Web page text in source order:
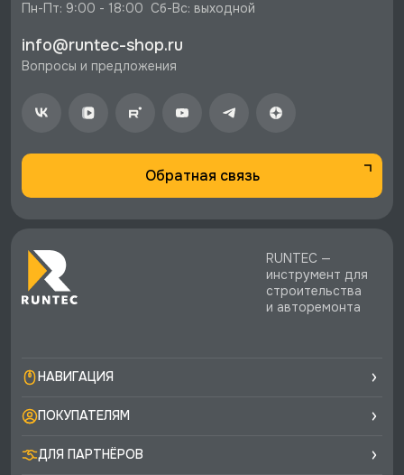
⚡️ Бесплатная доставка в Москве, Санкт-
стоимости заказа.
Пн-Пт: 9:00 - 18:00  Сб-Вс: выходной
info@runtec-shop.ru
Вопросы и предложения
Обратная связь
RUNTEC —
инструмент для
строительства
и авторемонта
НАВИГАЦИЯ
ПОКУПАТЕЛЯМ
ДЛЯ ПАРТНЁРОВ